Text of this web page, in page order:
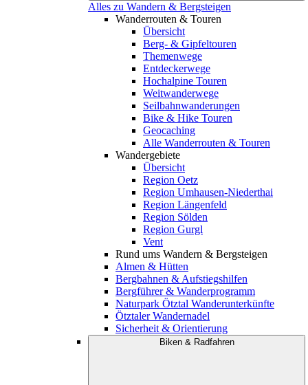
Alles zu Wandern & Bergsteigen
Wanderrouten & Touren
Übersicht
Berg- & Gipfeltouren
Themenwege
Entdeckerwege
Hochalpine Touren
Weitwanderwege
Seilbahnwanderungen
Bike & Hike Touren
Geocaching
Alle Wanderrouten & Touren
Wandergebiete
Übersicht
Region Oetz
Region Umhausen-Niederthai
Region Längenfeld
Region Sölden
Region Gurgl
Vent
Rund ums Wandern & Bergsteigen
Almen & Hütten
Bergbahnen & Aufstiegshilfen
Bergführer & Wanderprogramm
Naturpark Ötztal Wanderunterkünfte
Ötztaler Wandernadel
Sicherheit & Orientierung
Biken & Radfahren